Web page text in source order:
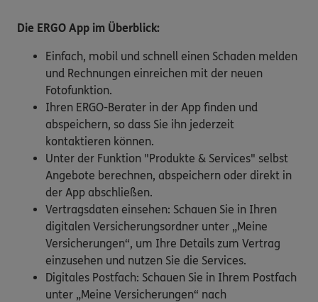
Die ERGO App im Überblick:
Einfach, mobil und schnell einen Schaden melden
und Rechnungen einreichen mit der neuen
Fotofunktion.
Ihren ERGO-Berater in der App finden und
abspeichern, so dass Sie ihn jederzeit
kontaktieren können.
Unter der Funktion "Produkte & Services" selbst
Angebote berechnen, abspeichern oder direkt in
der App abschließen.
Vertragsdaten einsehen: Schauen Sie in Ihren
digitalen Versicherungsordner unter „Meine
Versicherungen“, um Ihre Details zum Vertrag
einzusehen und nutzen Sie die Services.
Digitales Postfach: Schauen Sie in Ihrem Postfach
unter „Meine Versicherungen“ nach